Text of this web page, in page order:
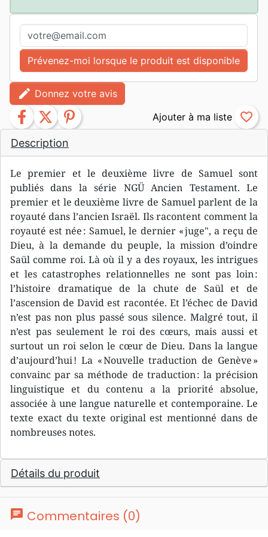
Description
Le premier et le deuxième livre de Samuel sont
publiés dans la série NGÜ Ancien Testament. Le
premier et le deuxième livre de Samuel parlent de la
royauté dans l’ancien Israël. Ils racontent comment la
royauté est née : Samuel, le dernier « juge", a reçu de
Dieu, à la demande du peuple, la mission d’oindre
Saül comme roi. Là où il y a des royaux, les intrigues
et les catastrophes relationnelles ne sont pas loin :
l’histoire dramatique de la chute de Saül et de
l’ascension de David est racontée. Et l’échec de David
n’est pas non plus passé sous silence. Malgré tout, il
n’est pas seulement le roi des cœurs, mais aussi et
surtout un roi selon le cœur de Dieu. Dans la langue
d’aujourd’hui ! La « Nouvelle traduction de Genève »
convainc par sa méthode de traduction : la précision
linguistique et du contenu a la priorité absolue,
associée à une langue naturelle et contemporaine. Le
texte exact du texte original est mentionné dans de
nombreuses notes.
Détails du produit
Prévenez-moi lorsque le produit est disponible
edit Donnez votre avis
facebook twitter pinterest favorite_border
chat Commentaires (0)